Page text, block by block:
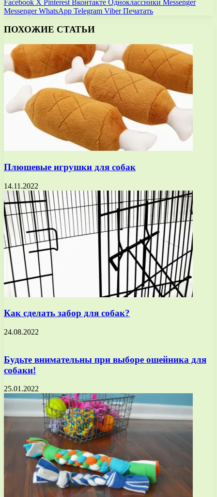
Facebook X Pinterest Вконтакте Одноклассники Messenger
Messenger WhatsApp Telegram Viber Печатать
ПОХОЖИЕ СТАТЬИ
Плюшевые игрушки для собак
14.11.2022
Как сделать забор для собак?
24.08.2022
Будьте внимательны при выборе ошейника для
собаки!
25.01.2022